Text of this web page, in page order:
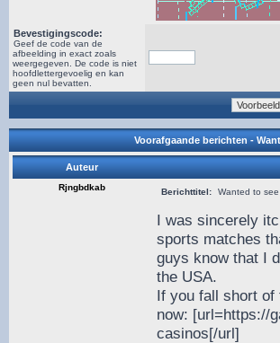
Bevestigingscode:
Geef de code van de
afbeelding in exact zoals
weergegeven. De code is niet
hoofdlettergevoelig en kan
geen nul bevatten.
Voorafgaande berichten -
Auteur
Rjngbdkab Berichttitel: Wanted to
I was sincerely
sports matches
guys know that I
the USA.
If you fall short of
now: [url=https://
casinos[/url]